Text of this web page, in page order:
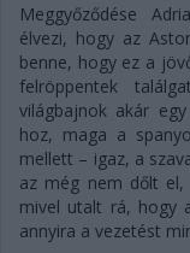
Meggyőződése
élvezi, hogy az
benne, hogy ez a
felröppentek
világbajnok akár
hoz, maga a
mellett – igaz, a
az még nem dőlt el,
mivel utalt rá, hogy
annyira a vezetést